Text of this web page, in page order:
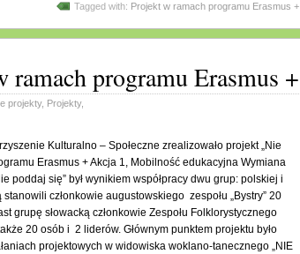
Tagged with: Projekt w ramach programu Erasmus +
programu Erasmus +
projekty, Projekty,
Kulturalno – Społeczne zrealizowało projekt „Nie
Erasmus + Akcja 1, Mobilność edukacyjna Wymiana
się” był wynikiem współpracy dwu grup: polskiej i
członkowie augustowskiego zespołu „Bystry” 20
grupę słowacką członkowie Zespołu Folklorystycznego
20 osób i 2 liderów. Głównym punktem projektu było
projektowych w widowiska woklano-tanecznego „NIE